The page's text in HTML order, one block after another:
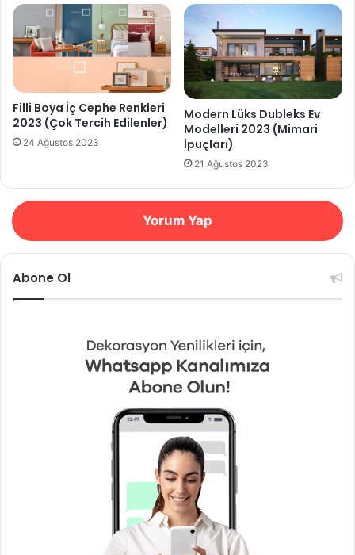
Filli Boya İç Cephe Renkleri
2023 (Çok Tercih Edilenler)
24 Ağustos 2023
Modern Lüks Dubleks Ev
Modelleri 2023 (Mimari
İpuçları)
21 Ağustos 2023
Yorum Yap
Abone Ol